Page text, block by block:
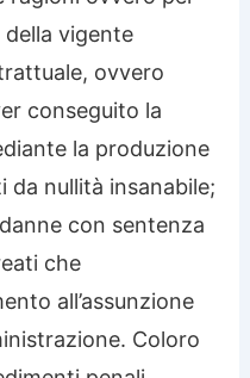
vigente
ovvero
conseguito la
la produzione
da nullità insanabile;
con sentenza
che
all’assunzione
Coloro